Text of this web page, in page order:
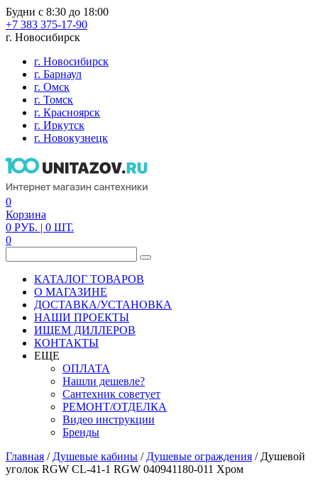
Будни с 8:30 до 18:00
+7 383 375-17-90
г. Новосибирск
г. Новосибирск
г. Барнаул
г. Омск
г. Томск
г. Красноярск
г. Иркутск
г. Новокузнецк
0
Корзина
0 РУБ. | 0 ШТ.
0
КАТАЛОГ ТОВАРОВ
О МАГАЗИНЕ
ДОСТАВКА/УСТАНОВКА
НАШИ ПРОЕКТЫ
ИЩЕМ ДИЛЛЕРОВ
КОНТАКТЫ
ЕЩЕ
ОПЛАТА
Нашли дешевле?
Сантехник советует
РЕМОНТ/ОТДЕЛКА
Видео инструкции
Бренды
Главная / Душевые кабины / Душевые ограждения / Душевой
уголок RGW CL-41-1 RGW 040941180-011 Хром